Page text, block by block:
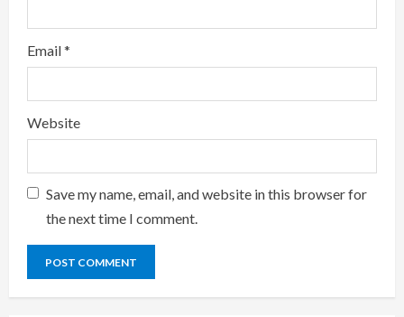
Email*
Website
Save my name, email, and website in this browser for
the next time I comment.